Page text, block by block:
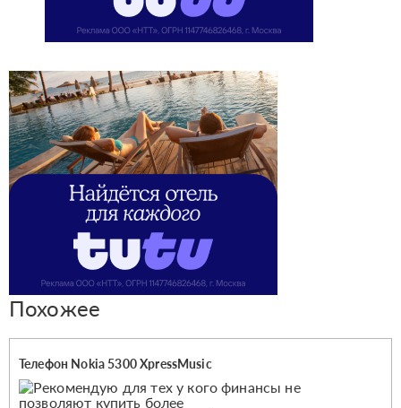
Похожее
Телефон Nokia 5300 XpressMusic